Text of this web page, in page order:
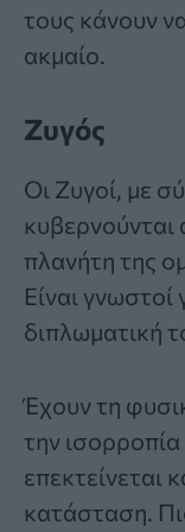
τους κάνουν
ακμαίο.
Ζυγός
Οι Ζυγοί, με
πλανήτη της
Είναι γνωστοί
διπλωματική
Έχουν τη
την
επεκτείνεται
κατάσταση.